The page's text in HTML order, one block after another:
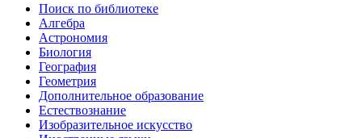
Поиск по библиотеке
Алгебра
Астрономия
Биология
География
Геометрия
Дополнительное образование
Естествознание
Изобразительное искусство